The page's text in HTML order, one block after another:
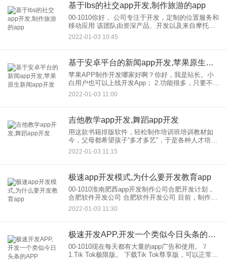
基于lbs的社交app开发,制作旅游的app
00-1010你好， 公司专注于开发，定制的位置服务和
移动应用 该团队由资深产品、开发以及来自摩托罗
拉、腾讯和印孚瑟斯的设计师组成。它在LBS服务
器、移动开发和产品设计方面有着丰富的经验
2022-01-03 10:45
基于安卓平台的新闻app开发,苹果原生新闻app开发
苹果APP制作开发哪家好啊？你好，我是站长。小
白用户也可以上线开发App； 2.功能很多，只要不是
很复杂的APP，一般就够了； 3.有多种主题模板可
2022-01-03 11:00
吉他教学app开发,舞蹈app开发
用这款书籍排版软件，轻松制作培训班培训教材如
今，父母都希望孩子“多才多艺”，于是各种人才培训
班应运而生，如钢琴班、绘画班、书法班、围棋班
等.每个培训班都需要自己的培训资料，比如钢琴乐
2022-01-03 11:15
极速app开发模式,为什么要开发教育app
00-1010淮南肥西app开发制作公司合肥开发计划，
合肥软件开发公司 合肥软件开发公司 目前，制作，
app开发平台已经能够轻松服务于制作电商，同城，
企业品牌、自媒体等常见网络功能。目前
2022-01-03 11:30
极速开发APP,开发一个类似今日头条的APP
00-1010现在每天都有大量的app广告和使用。 '/
1.Tik Tok极限版。 下载Tik Tok尊享版，可以正常反